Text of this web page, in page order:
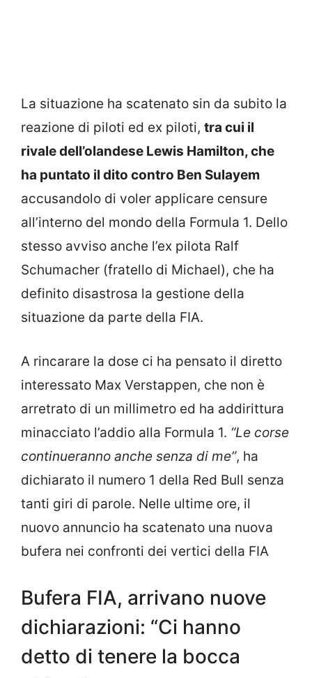
La situazione ha scatenato sin da subito la
reazione di piloti ed ex piloti, tra cui il
rivale dell’olandese Lewis Hamilton, che
ha puntato il dito contro Ben Sulayem
accusandolo di voler applicare censure
all’interno del mondo della Formula 1. Dello
stesso avviso anche l’ex pilota Ralf
Schumacher (fratello di Michael), che ha
definito disastrosa la gestione della
situazione da parte della FIA.
A rincarare la dose ci ha pensato il diretto
interessato Max Verstappen, che non è
arretrato di un millimetro ed ha addirittura
minacciato l’addio alla Formula 1. “Le corse
continueranno anche senza di me”, ha
dichiarato il numero 1 della Red Bull senza
tanti giri di parole. Nelle ultime ore, il
nuovo annuncio ha scatenato una nuova
bufera nei confronti dei vertici della FIA
Bufera FIA, arrivano nuove
dichiarazioni: “Ci hanno
detto di tenere la bocca